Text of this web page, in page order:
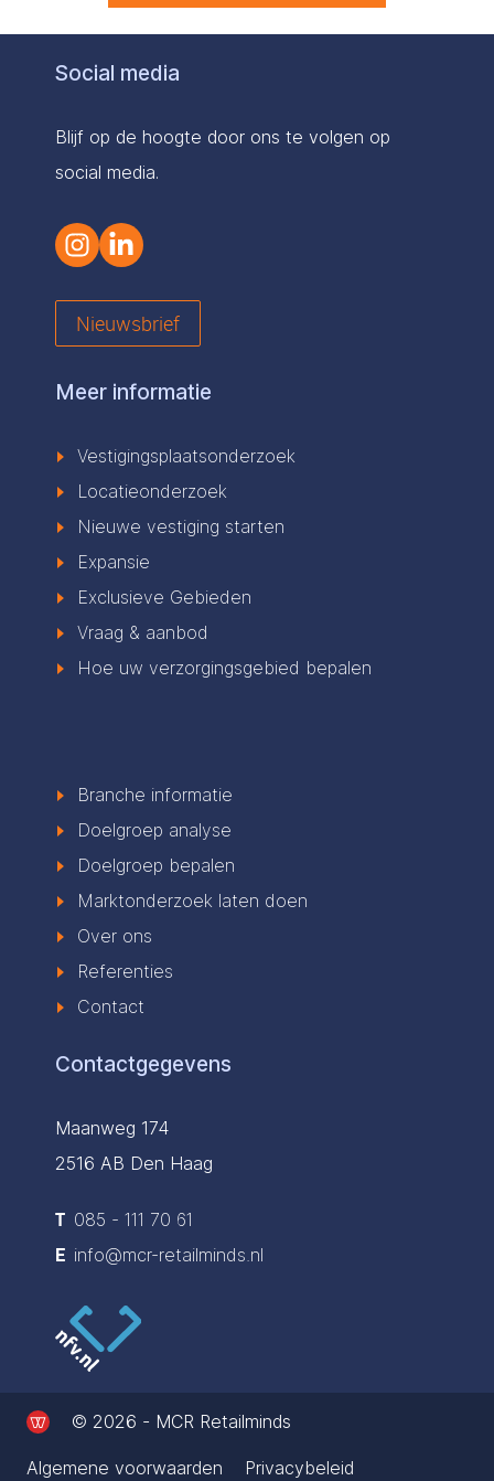
Social media
Blijf op de hoogte door ons te volgen op
social media.
Nieuwsbrief
Meer informatie
Vestigingsplaatsonderzoek
Locatieonderzoek
Nieuwe vestiging starten
Expansie
Exclusieve Gebieden
Vraag & aanbod
Hoe uw verzorgingsgebied bepalen
Branche informatie
Doelgroep analyse
Doelgroep bepalen
Marktonderzoek laten doen
Over ons
Referenties
Contact
Contactgegevens
Maanweg 174
2516 AB Den Haag
T 085 - 111 70 61
E info@mcr-retailminds.nl
© 2026 - MCR Retailminds
Algemene voorwaarden Privacybeleid